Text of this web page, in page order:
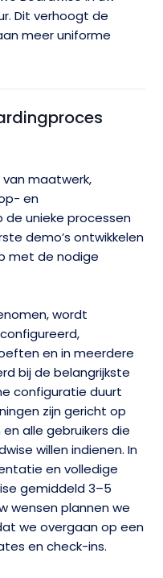
Dit verhoogt de
meer uniforme
maatwerk,
en
unieke processen
demo’s ontwikkelen
met de nodige
wordt
en in meerdere
bij de belangrijkste
configuratie duurt
zijn gericht op
alle gebruikers die
willen indienen. In
en volledige
gemiddeld 3–5
wensen plannen we
we overgaan op een
en check-ins.